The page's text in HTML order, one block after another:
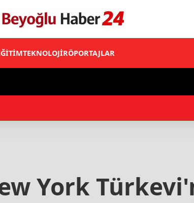
TEKNOLOJİRÖPORTAJLAR
İstanbul'da açıklayacak
York